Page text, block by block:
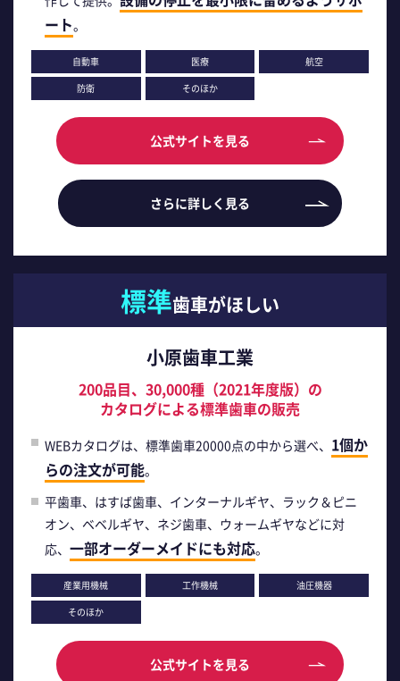
ート。
自動車 医療
航空
防衛
そのほか
公式サイトを見る
さらに詳しく見る
標準歯車がほしい
小原歯車工業
200品目、30,000種（2021年度版）の
カタログによる標準歯車の販売
WEBカタログは、標準歯車20000点の中から選べ、 1個か
らの注文が可能。
平歯車、はすば歯車、インターナルギヤ、ラック＆ピニ
オン、ベベルギヤ、ネジ歯車、ウォームギヤなどに対
応、 一部オーダーメイドにも対応。
産業用機械 工作機械
油圧機器
そのほか
公式サイトを見る